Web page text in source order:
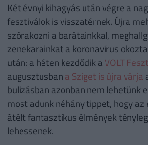
Két évnyi kihagyás után végre a
fesztiválok is visszatérnek. Újra
szórakozni a barátainkkal,
zenekarainkat a koronavírus
után: a héten kezdődik a VOLT
augusztusban a Sziget is újra várja
bulizásban azonban nem lehetünk
most adunk néhány tippet, hogy az
átélt fantasztikus élmények
lehessenek.